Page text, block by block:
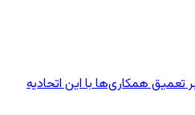
تعمیق همکاری‌ها با این اتحادیه